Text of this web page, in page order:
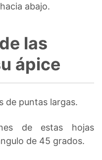
abajo.
las
ápice
de puntas largas.
de estas hojas
de 45 grados.